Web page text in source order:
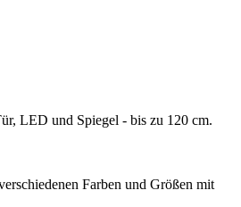
LED und Spiegel - bis zu 120 cm.
Farben und Größen mit